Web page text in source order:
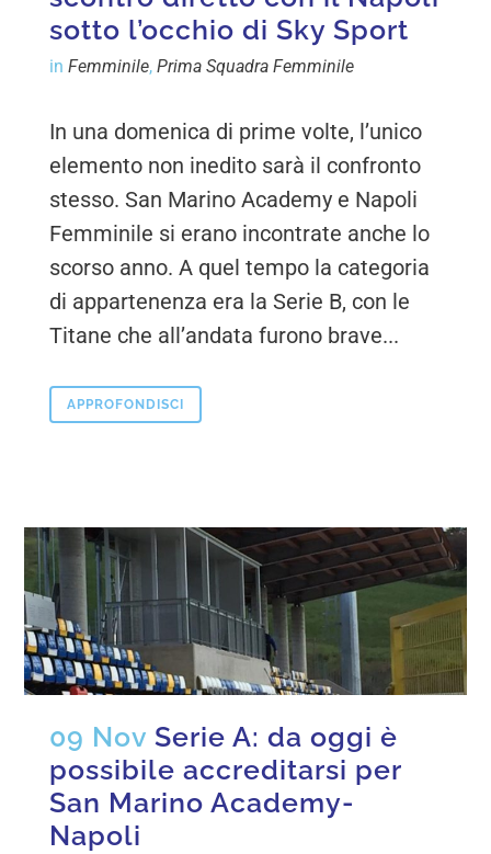
sotto l’occhio di Sky Sport
inFemminile,Prima Squadra Femminile
In una domenica di prime volte, l’unico
elemento non inedito sarà il confronto
stesso. San Marino Academy e Napoli
Femminile si erano incontrate anche lo
scorso anno. A quel tempo la categoria
di appartenenza era la Serie B, con le
Titane che all’andata furono brave...
APPROFONDISCI
09 Nov Serie A: da oggi è
possibile accreditarsi per
San Marino Academy-
Napoli